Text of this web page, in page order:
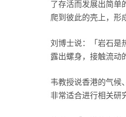
了存活而发展出简
爬到彼此的壳上，形
刘博士说：「岩石是
露出螺身，接触流动
韦教授说香港的气候
非常适合进行相关研